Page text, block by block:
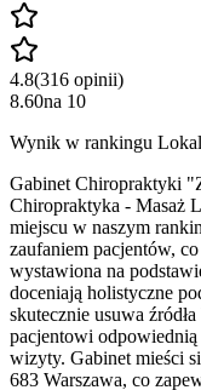
4.8(316 opinii)
8.60na 10
Wynik w rankingu
Gabinet Chiropraktyki
Chiropraktyka - Masaż
miejscu w naszym
zaufaniem pacjentów,
wystawiona na
doceniają holistyczne
skutecznie usuwa
pacjentowi odpowiednią
wizyty. Gabinet mieści
683 Warszawa, co